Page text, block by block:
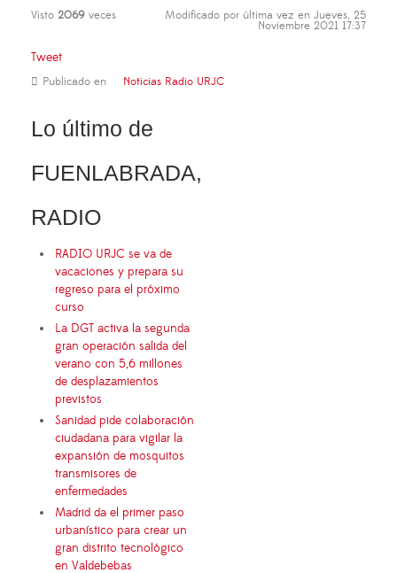
Visto 2069 veces Modificado por última vez en Jueves, 25
Noviembre 2021 17:37
Tweet
Publicado en Noticias Radio URJC
Lo último de
FUENLABRADA,
RADIO
RADIO URJC se va de
vacaciones y prepara su
regreso para el próximo
curso
La DGT activa la segunda
gran operación salida del
verano con 5,6 millones
de desplazamientos
previstos
Sanidad pide colaboración
ciudadana para vigilar la
expansión de mosquitos
transmisores de
enfermedades
Madrid da el primer paso
urbanístico para crear un
gran distrito tecnológico
en Valdebebas